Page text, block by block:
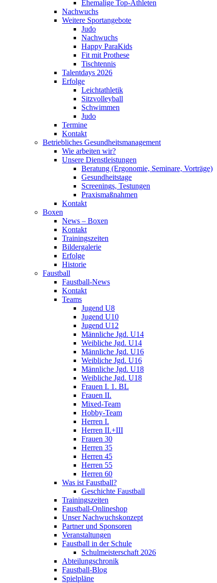
Ehemalige Top-Athleten
Nachwuchs
Weitere Sportangebote
Judo
Nachwuchs
Happy ParaKids
Fit mit Prothese
Tischtennis
Talentdays 2026
Erfolge
Leichtathletik
Sitzvolleyball
Schwimmen
Judo
Termine
Kontakt
Betriebliches Gesundheits­management
Wie arbeiten wir?
Unsere Dienstleistungen
Beratung (Ergonomie, Seminare, Vorträge)
Gesundheitstage
Screenings, Testungen
Praxismaßnahmen
Kontakt
Boxen
News – Boxen
Kontakt
Trainingszeiten
Bildergalerie
Erfolge
Historie
Faustball
Faustball-News
Kontakt
Teams
Jugend U8
Jugend U10
Jugend U12
Männliche Jgd. U14
Weibliche Jgd. U14
Männliche Jgd. U16
Weibliche Jgd. U16
Männliche Jgd. U18
Weibliche Jgd. U18
Frauen I. 1. BL
Frauen II.
Mixed-Team
Hobby-Team
Herren I.
Herren II.+III
Frauen 30
Herren 35
Herren 45
Herren 55
Herren 60
Was ist Faustball?
Geschichte Faustball
Trainingszeiten
Faustball-Onlineshop
Unser Nachwuchskonzept
Partner und Sponsoren
Veranstaltungen
Faustball in der Schule
Schulmeisterschaft 2026
Abteilungschronik
Faustball-Blog
Spielpläne